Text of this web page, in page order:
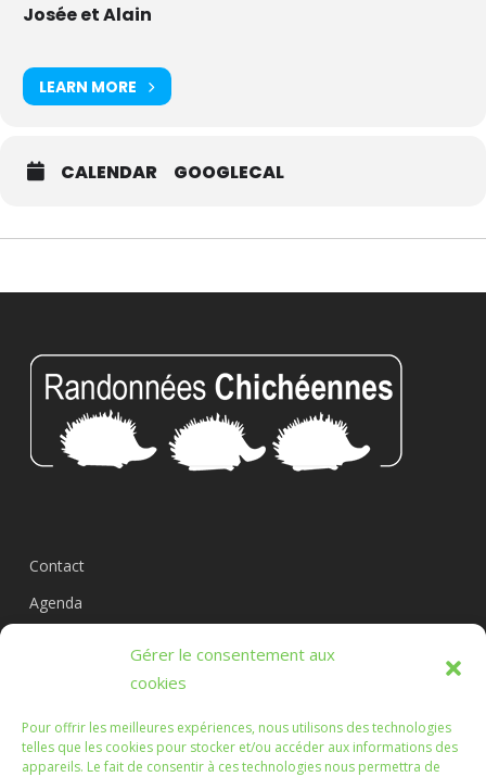
Gérer le consentement aux
cookies
Pour offrir les meilleures expériences, nous utilisons des technologies
telles que les cookies pour stocker et/ou accéder aux informations des
appareils. Le fait de consentir à ces technologies nous permettra de
Josée et Alain
LEARN MORE
CALENDAR GOOGLECAL
Contact
Agenda